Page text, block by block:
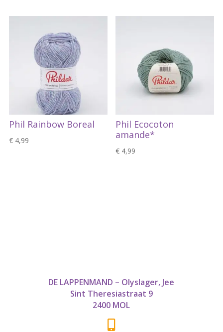
Phil Rainbow Boreal
€4,99
Phil Ecocoton
amande*
€ 4,99
DE LAPPENMAND – Olyslager, Jee
Sint Theresiastraat 9
2400 MOL
